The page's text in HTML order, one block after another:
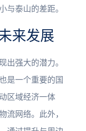
与泰山的差距。
来发展
出强大的潜力。
是一个重要的国
区域经济一体
流网络。此外，